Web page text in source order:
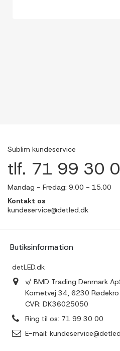
Sublim kundeservice
tlf. 71 99 30
Mandag - Fredag: 9.00 - 15.00
Kontakt os
kundeservice@detled.dk
Butiksinformation
detLED.dk
v/ BMD Trading Denmark
Kometvej 34, 6230 Rødekro
CVR: DK36025050
Ring til os: 71 99 30 00
E-mail: